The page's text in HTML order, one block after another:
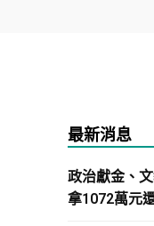
最新消息
政治獻金、
拿1072萬元